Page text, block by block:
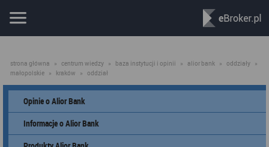
strona główna » centrum wiedzy » baza instytucji i opinii » alior bank » oddziały »
małopolskie » kraków » oddział
Opinie o Alior Bank
Informacje o Alior Bank